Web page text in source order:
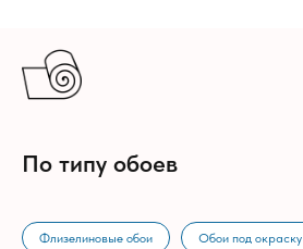
По типу обоев
Флизелиновые обои Обои под окраску